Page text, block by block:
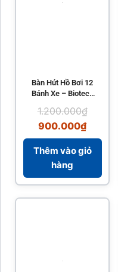
Bàn Hút Hồ Bơi 12
Bánh Xe – Biotech
1.200.000₫
900.000₫
Thêm vào giỏ
hàng